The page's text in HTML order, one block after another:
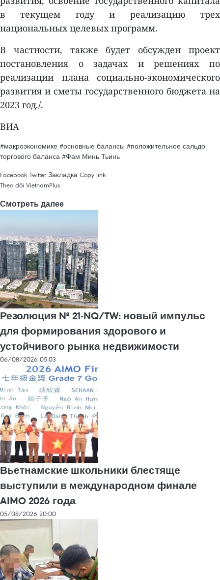
в текущем году и реализацию трех
национальных целевых программ.
В частности, также будет обсужден проект
постановления о задачах и решениях по
реализации плана социально-экономического
развития и сметы государственного бюджета на
2023 год./.
ВИА
#макроэкономике #основные балансы #положительное сальдо
торгового баланса #Фам Минь Тьинь
Facebook Twitter Закладка Copy link
Theo dõi VietnamPlus
Смотреть далее
Резолюция № 21-NQ/TW: новый импульс
для формирования здорового и
устойчивого рынка недвижимости
06/08/2026 05:03
Вьетнамские школьники блестяще
выступили в международном финале
AIMO 2026 года
05/08/2026 20:00